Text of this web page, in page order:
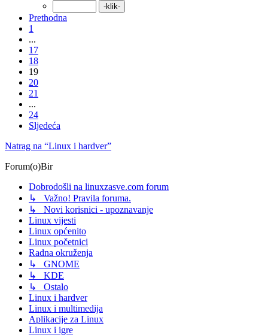
Prethodna
1
...
17
18
19
20
21
...
24
Sljedeća
Natrag na “Linux i hardver”
Forum(o)Bir
Dobrodošli na linuxzasve.com forum
↳ Važno! Pravila foruma.
↳ Novi korisnici - upoznavanje
Linux vijesti
Linux općenito
Linux početnici
Radna okruženja
↳ GNOME
↳ KDE
↳ Ostalo
Linux i hardver
Linux i multimedija
Aplikacije za Linux
Linux i igre